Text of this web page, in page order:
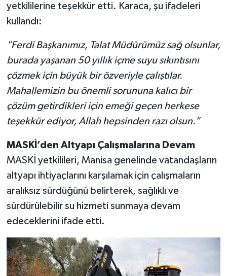
yetkililerine teşekkür etti. Karaca, şu ifadeleri
kullandı:
"Ferdi Başkanımız, Talat Müdürümüz sağ olsunlar,
burada yaşanan 50 yıllık içme suyu sıkıntısını
çözmek için büyük bir özveriyle çalıştılar.
Mahallemizin bu önemli sorununa kalıcı bir
çözüm getirdikleri için emeği geçen herkese
teşekkür ediyor, Allah hepsinden razı olsun.”
MASKİ’den Altyapı Çalışmalarına Devam
MASKİ yetkilileri, Manisa genelinde vatandaşların
altyapı ihtiyaçlarını karşılamak için çalışmaların
aralıksız sürdüğünü belirterek, sağlıklı ve
sürdürülebilir su hizmeti sunmaya devam
edeceklerini ifade etti.